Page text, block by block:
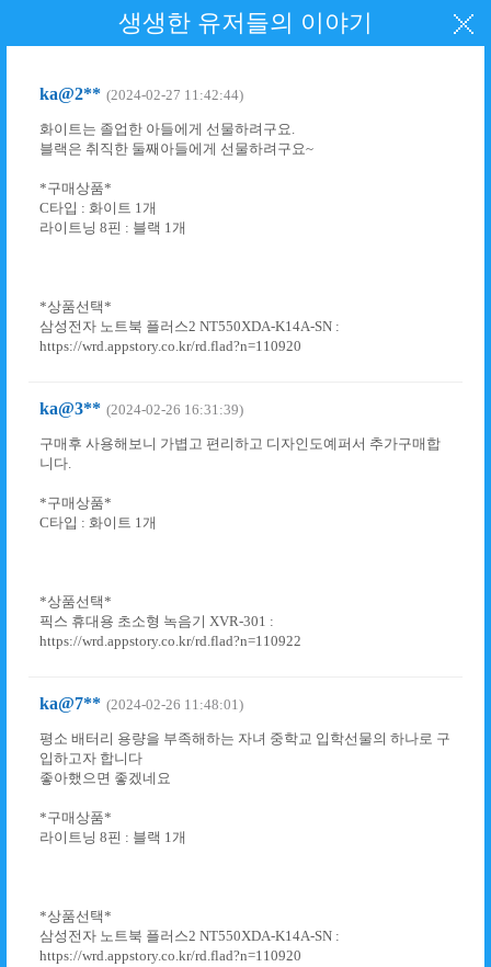
생생한 유저들의 이야기
ka@2** (2024-02-27 11:42:44)
화이트는 졸업한 아들에게 선물하려구요.
블랙은 취직한 둘째아들에게 선물하려구요~
*구매상품*
C타입 : 화이트 1개
라이트닝 8핀 : 블랙 1개
*상품선택*
삼성전자 노트북 플러스2 NT550XDA-K14A-SN :
https://wrd.appstory.co.kr/rd.flad?n=110920
ka@3** (2024-02-26 16:31:39)
구매후 사용해보니 가볍고 편리하고 디자인도예퍼서 추가구매합
니다.
*구매상품*
C타입 : 화이트 1개
*상품선택*
픽스 휴대용 초소형 녹음기 XVR-301 :
https://wrd.appstory.co.kr/rd.flad?n=110922
ka@7** (2024-02-26 11:48:01)
평소 배터리 용량을 부족해하는 자녀 중학교 입학선물의 하나로 구
입하고자 합니다
좋아했으면 좋겠네요
*구매상품*
라이트닝 8핀 : 블랙 1개
*상품선택*
삼성전자 노트북 플러스2 NT550XDA-K14A-SN :
https://wrd.appstory.co.kr/rd.flad?n=110920